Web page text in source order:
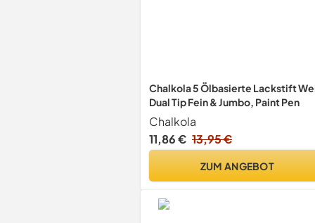
Chalkola 5 Ölbasierte Lackstift
Dual Tip Fein & Jumbo, Paint Pen
Chalkola
11,86 € 13,95 €
ZUM ANGEBOT